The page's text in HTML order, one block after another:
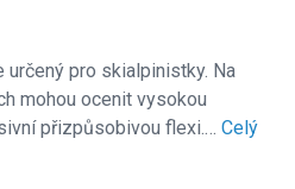
určený pro skialpinistky. Na
mohou ocenit vysokou
přizpůsobivou flexi.… Celý